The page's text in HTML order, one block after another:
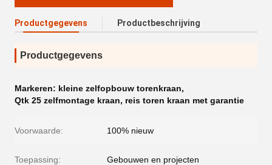
Productgegevens Productbeschrijving
Productgegevens
Markeren: kleine zelfopbouw torenkraan,
Qtk 25 zelfmontage kraan, reis toren kraan met garantie
Voorwaarde: 100% nieuw
Toepassing: Gebouwen en projecten